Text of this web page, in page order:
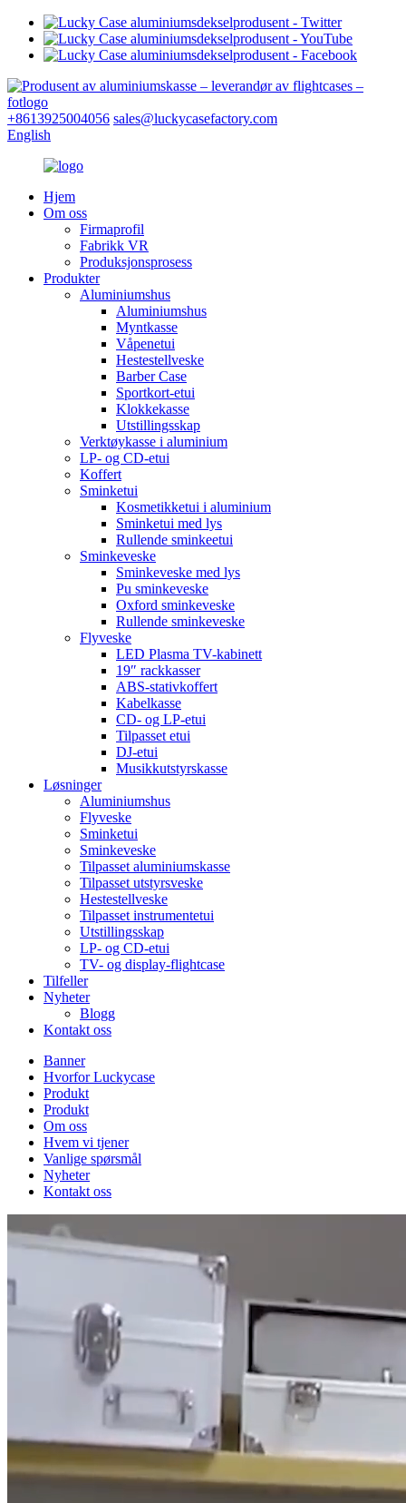
+8613925004056 sales@luckycasefactory.com
English
Hjem
Om oss
Firmaprofil
Fabrikk VR
Produksjonsprosess
Produkter
Aluminiumshus
Aluminiumshus
Myntkasse
Våpenetui
Hestestellveske
Barber Case
Sportkort-etui
Klokkekasse
Utstillingsskap
Verktøykasse i aluminium
LP- og CD-etui
Koffert
Sminketui
Kosmetikketui i aluminium
Sminketui med lys
Rullende sminkeetui
Sminkeveske
Sminkeveske med lys
Pu sminkeveske
Oxford sminkeveske
Rullende sminkeveske
Flyveske
LED Plasma TV-kabinett
19″ rackkasser
ABS-stativkoffert
Kabelkasse
CD- og LP-etui
Tilpasset etui
DJ-etui
Musikkutstyrskasse
Løsninger
Aluminiumshus
Flyveske
Sminketui
Sminkeveske
Tilpasset aluminiumskasse
Tilpasset utstyrsveske
Hestestellveske
Tilpasset instrumentetui
Utstillingsskap
LP- og CD-etui
TV- og display-flightcase
Tilfeller
Nyheter
Blogg
Kontakt oss
Banner
Hvorfor Luckycase
Produkt
Produkt
Om oss
Hvem vi tjener
Vanlige spørsmål
Nyheter
Kontakt oss